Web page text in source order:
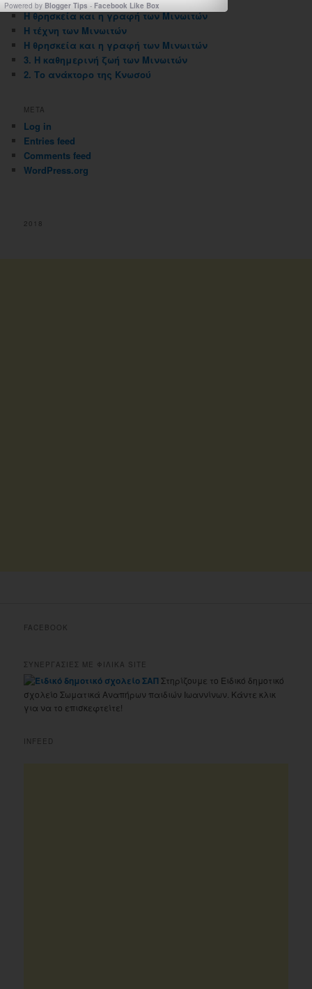
Η θρησκεία και η γραφή των Μινωιτών
Η τέχνη των Μινωιτών
Η θρησκεία και η γραφή των Μινωιτών
3. Η καθημερινή ζωή των Μινωιτών
2. Το ανάκτορο της Κνωσού
META
Log in
Entries feed
Comments feed
WordPress.org
Powered by Blogger Tips - Facebook Like Box
2018
FACEBOOK
ΣΥΝΕΡΓΑΣΙΕΣ ΜΕ ΦΙΛΙΚΑ SITE
Στηρίζουμε το Ειδικό δημοτικό
σχολείο Σωματικά Αναπήρων παιδιών Ιωαννίνων. Κάντε κλικ
για να το επισκεφτείτε!
INFEED